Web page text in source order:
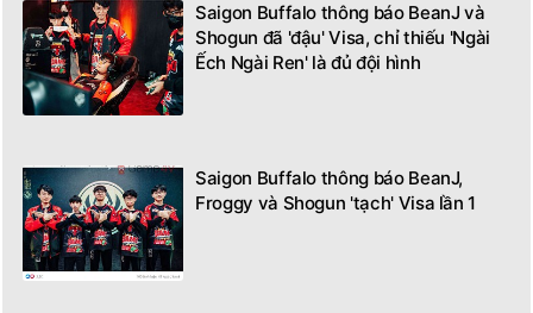
Saigon Buffalo thông báo BeanJ và
Shogun đã 'đậu' Visa, chỉ thiếu 'Ngài
Ếch Ngài Ren' là đủ đội hình
Saigon Buffalo thông báo BeanJ,
Froggy và Shogun 'tạch' Visa lần 1